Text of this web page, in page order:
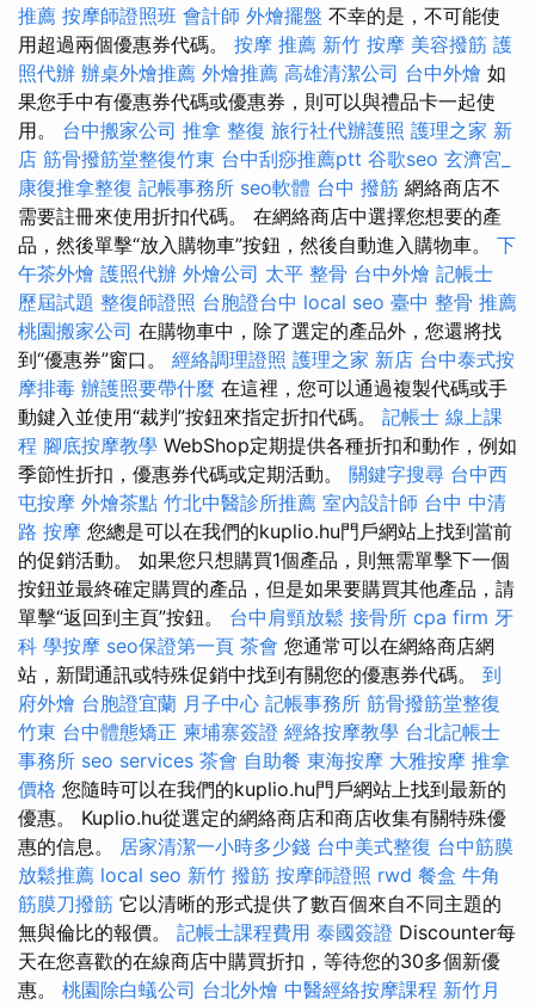
推薦 按摩師證照班 會計師 外燴擺盤 不幸的是，不可能使
用超過兩個優惠券代碼。 按摩 推薦 新竹 按摩 美容撥筋 護
照代辦 辦桌外燴推薦 外燴推薦 高雄清潔公司 台中外燴 如
果您手中有優惠券代碼或優惠券，則可以與禮品卡一起使
用。 台中搬家公司 推拿 整復 旅行社代辦護照 護理之家 新
店 筋骨撥筋堂整復竹東 台中刮痧推薦ptt 谷歌seo 玄濟宮_
康復推拿整復 記帳事務所 seo軟體 台中 撥筋 網絡商店不
需要註冊來使用折扣代碼。 在網絡商店中選擇您想要的產
品，然後單擊“放入購物車”按鈕，然後自動進入購物車。 下
午茶外燴 護照代辦 外燴公司 太平 整骨 台中外燴 記帳士
歷屆試題 整復師證照 台胞證台中 local seo 臺中 整骨 推薦
桃園搬家公司 在購物車中，除了選定的產品外，您還將找
到“優惠券”窗口。 經絡調理證照 護理之家 新店 台中泰式按
摩排毒 辦護照要帶什麼 在這裡，您可以通過複製代碼或手
動鍵入並使用“裁判”按鈕來指定折扣代碼。 記帳士 線上課
程 腳底按摩教學 WebShop定期提供各種折扣和動作，例如
季節性折扣，優惠券代碼或定期活動。 關鍵字搜尋 台中西
屯按摩 外燴茶點 竹北中醫診所推薦 室內設計師 台中 中清
路 按摩 您總是可以在我們的kuplio.hu門戶網站上找到當前
的促銷活動。 如果您只想購買1個產品，則無需單擊下一個
按鈕並最終確定購買的產品，但是如果要購買其他產品，請
單擊“返回到主頁”按鈕。 台中肩頸放鬆 接骨所 cpa firm 牙
科 學按摩 seo保證第一頁 茶會 您通常可以在網絡商店網
站，新聞通訊或特殊促銷中找到有關您的優惠券代碼。 到
府外燴 台胞證宜蘭 月子中心 記帳事務所 筋骨撥筋堂整復
竹東 台中體態矯正 柬埔寨簽證 經絡按摩教學 台北記帳士
事務所 seo services 茶會 自助餐 東海按摩 大雅按摩 推拿
價格 您隨時可以在我們的kuplio.hu門戶網站上找到最新的
優惠。 Kuplio.hu從選定的網絡商店和商店收集有關特殊優
惠的信息。 居家清潔一小時多少錢 台中美式整復 台中筋膜
放鬆推薦 local seo 新竹 撥筋 按摩師證照 rwd 餐盒 牛角
筋膜刀撥筋 它以清晰的形式提供了數百個來自不同主題的
無與倫比的報價。 記帳士課程費用 泰國簽證 Discounter每
天在您喜歡的在線商店中購買折扣，等待您的30多個新優
惠。 桃園除白蟻公司 台北外燴 中醫經絡按摩課程 新竹月